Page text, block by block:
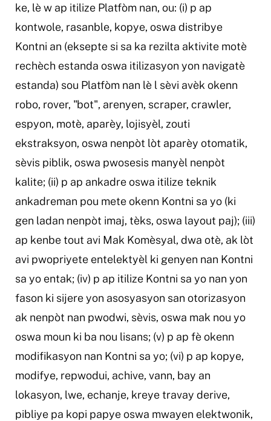
ke, lè w ap itilize Platfòm nan, ou: (i) p ap
kontwole, rasanble, kopye, oswa distribye
Kontni an (eksepte si sa ka rezilta aktivite motè
rechèch estanda oswa itilizasyon yon navigatè
estanda) sou Platfòm nan lè l sèvi avèk okenn
robo, rover, "bot", arenyen, scraper, crawler,
espyon, motè, aparèy, lojisyèl, zouti
ekstraksyon, oswa nenpòt lòt aparèy otomatik,
sèvis piblik, oswa pwosesis manyèl nenpòt
kalite; (ii) p ap ankadre oswa itilize teknik
ankadreman pou mete okenn Kontni sa yo (ki
gen ladan nenpòt imaj, tèks, oswa layout paj); (iii)
ap kenbe tout avi Mak Komèsyal, dwa otè, ak lòt
avi pwopriyete entelektyèl ki genyen nan Kontni
sa yo entak; (iv) p ap itilize Kontni sa yo nan yon
fason ki sijere yon asosyasyon san otorizasyon
ak nenpòt nan pwodwi, sèvis, oswa mak nou yo
oswa moun ki ba nou lisans; (v) p ap fè okenn
modifikasyon nan Kontni sa yo; (vi) p ap kopye,
modifye, repwodui, achive, vann, bay an
lokasyon, lwe, echanje, kreye travay derive,
pibliye pa kopi papye oswa mwayen elektwonik,